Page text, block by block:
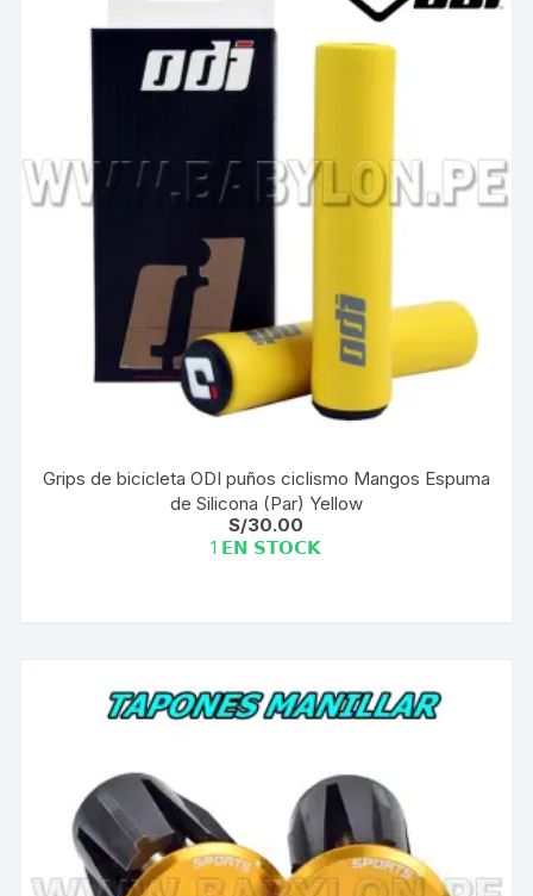
Grips de bicicleta ODI puños ciclismo Mangos Espuma
de Silicona (Par) Yellow
S/30.00
1 𝗘𝗡 𝗦𝗧𝗢𝗖𝗞